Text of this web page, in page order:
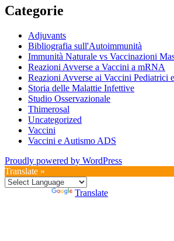
Categorie
Adjuvants
Bibliografia sull'Autoimmunità
Immunità Naturale vs Vaccinazioni
Reazioni Avverse a Vaccini a mRNA
Reazioni Avverse ai Vaccini Pediatrici
Storia delle Malattie Infettive
Studio Osservazionale
Thimerosal
Uncategorized
Vaccini
Vaccini e Autismo ADS
Proudly powered by WordPress
Translate »
Translate